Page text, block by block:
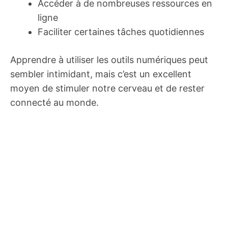
Accéder à de nombreuses ressources en
ligne
Faciliter certaines tâches quotidiennes
Apprendre à utiliser les outils numériques peut
sembler intimidant, mais c’est un excellent
moyen de stimuler notre cerveau et de rester
connecté au monde.